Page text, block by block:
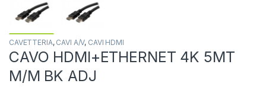
CAVETTERIA, CAVI A/V, CAVI HDMI
CAVO HDMI+ETHERNET 4K 5MT
M/M BK ADJ